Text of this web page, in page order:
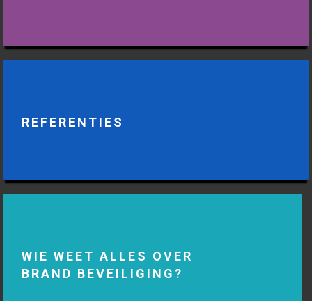
REFERENTIES
WIE WEET ALLES OVER
BRAND BEVEILIGING?